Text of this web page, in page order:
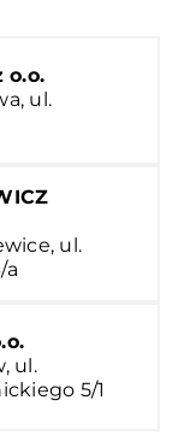
o.o.
ul.
ul.
a
ul.
5/1